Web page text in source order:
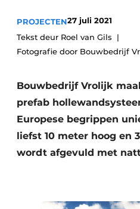
Vacature aanmelden
Video’s
PROJECTEN27 juli 2021
Tekst deur Roel van Gils
Fotografie door Bouwbedrijf
Bouwbedrijf Vrolijk
prefab
Europese begrippen
liefst 10 meter hoog en
wordt afgevuld met